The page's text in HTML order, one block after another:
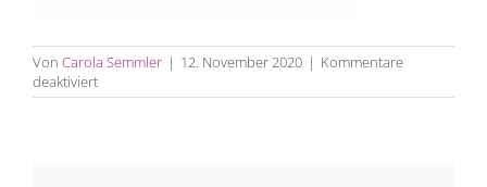
Von Carola Semmler | 12. November 2020 | Kommentare
deaktiviertfür
Img